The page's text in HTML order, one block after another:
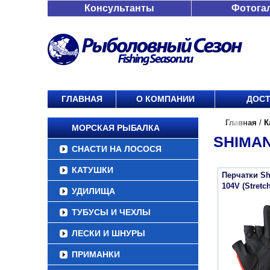
Консультанты
ГЛАВНАЯ О КОМПАНИИ
МОРСКАЯ РЫБАЛКА
СНАСТИ НА ЛОСОСЯ
КАТУШКИ
УДИЛИЩА
ТУБУСЫ И ЧЕХЛЫ
ЛЕСКИ И ШНУРЫ
ПРИМАНКИ
Главная /
Перчатки
104V